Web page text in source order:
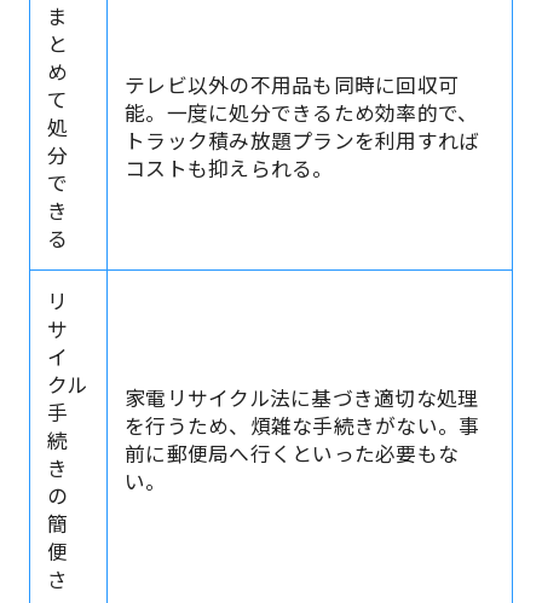
ま
と
め
て
処
分
で
き
る
テレビ以外の不用品も同時に回収可
能。一度に処分できるため効率的で、
トラック積み放題プランを利用すれば
コストも抑えられる。
リ
サ
イ
クル
手
続
き
の
簡
便
さ
家電リサイクル法に基づき適切な処理
を行うため、煩雑な手続きがない。事
前に郵便局へ行くといった必要もな
い。